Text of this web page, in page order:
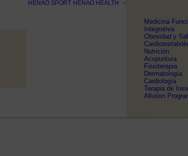
HENAO SPORT HENAO HEALTH
Medicina
Integrativa
Obesidad y
Nutrición
Acupuntura
Fisioterapia
Dermatología
Cardiología
Terapia de
Allurion